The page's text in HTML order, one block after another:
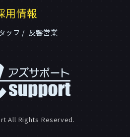
用情報
ッフ 反響営業
All Rights Reserved.